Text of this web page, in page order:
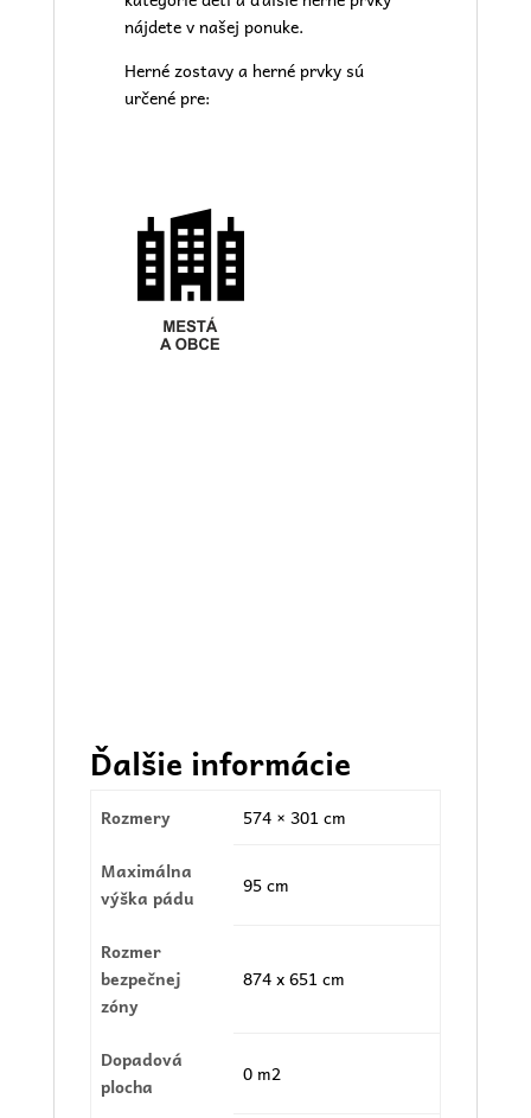
nájdete v našejponuke.
Herné zostavy a herné prvky sú
určené pre:
Ďalšie informácie
Rozmery 574 × 301 cm
Maximálna
výška pádu
95 cm
Rozmer
bezpečnej
zóny
874 x 651 cm
Dopadová
plocha
0 m2